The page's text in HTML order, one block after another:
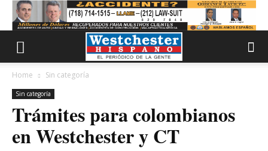
Home Sin categoría
Sin categoría
Trámites para colombianos
en Westchester y CT